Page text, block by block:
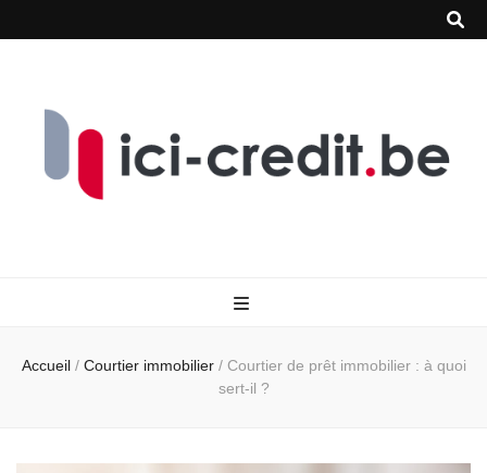
Accueil / Courtier immobilier / Courtier de prêt immobilier : à quoi
sert-il ?